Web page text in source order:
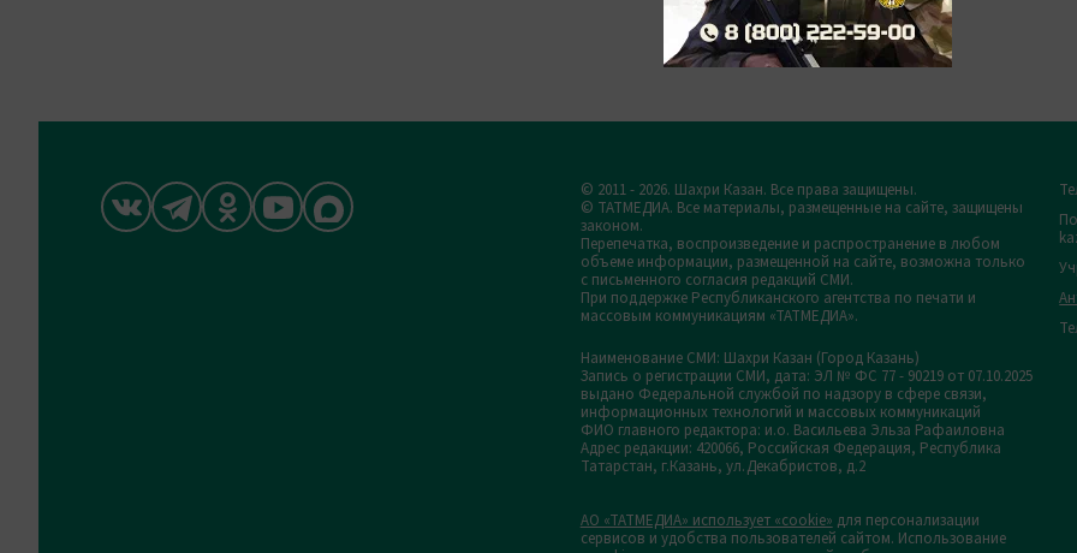
© 2011 - 2026. Шахри Казан. Все права защищены.
© ТАТМЕДИА. Все материалы, размещенные на сайте, защищены
законом.
Перепечатка, воспроизведение и распространение в любом
объеме информации, размещенной на сайте, возможна только
с письменного согласия редакций СМИ.
При поддержке Республиканского агентства по печати и
массовым коммуникациям «ТАТМЕДИА».
Наименование СМИ: Шахри Казан (Город Казань)
Запись о регистрации СМИ, дата: ЭЛ № ФС 77 - 90219 от 07.10.2025
выдано Федеральной службой по надзору в сфере связи,
информационных технологий и массовых коммуникаций
ФИО главного редактора: и.о. Васильева Эльза Рафаиловна
Адрес редакции: 420066, Российская Федерация, Республика
Татарстан, г.Казань, ул.Декабристов, д.2
АО «ТАТМЕДИА» использует «cookie» для персонализации
сервисов и удобства пользователей сайтом. Использование